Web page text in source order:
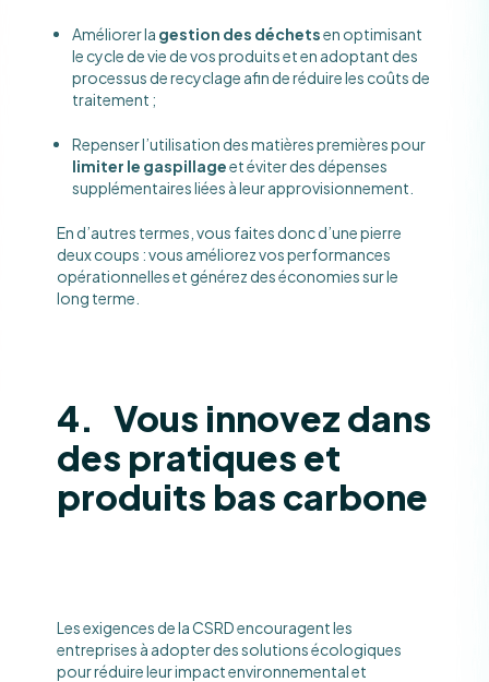
Améliorer la gestion des déchetsen optimisant
le cycle de vie de vos produits et en adoptant des
processus de recyclage afin de réduire les coûts de
traitement ;
Repenser l’utilisation des matières premières pour
limiter le gaspillageet éviter des dépenses
supplémentaires liées à leur approvisionnement.
En d’autres termes, vous faites donc d’une pierre
deux coups : vous améliorez vos performances
opérationnelles et générez des économies sur le
long terme.
4. Vous innovez dans
des pratiques et
produits bas carbone
Les exigences de la CSRD encouragent les
entreprises à adopter des solutions écologiques
pour réduire leur impact environnemental et